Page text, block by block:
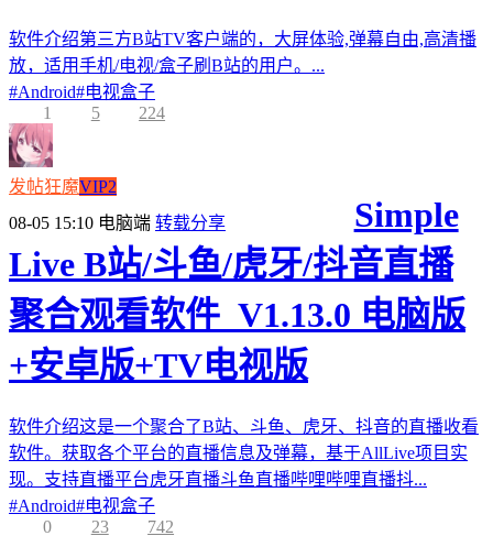
软件介绍第三方B站TV客户端的，大屏体验,弹幕自由,高清播
放，适用手机/电视/盒子刷B站的用户。...
#Android#电视盒子
1
5 224
发帖狂魔VIP2
08-05 15:10 电脑端 转载分享
Simple
Live B站/斗鱼/虎牙/抖音直播
聚合观看软件_V1.13.0 电脑版
+安卓版+TV电视版
软件介绍这是一个聚合了B站、斗鱼、虎牙、抖音的直播收看
软件。获取各个平台的直播信息及弹幕，基于AllLive项目实
现。支持直播平台虎牙直播斗鱼直播哔哩哔哩直播抖...
#Android#电视盒子
0
23 742